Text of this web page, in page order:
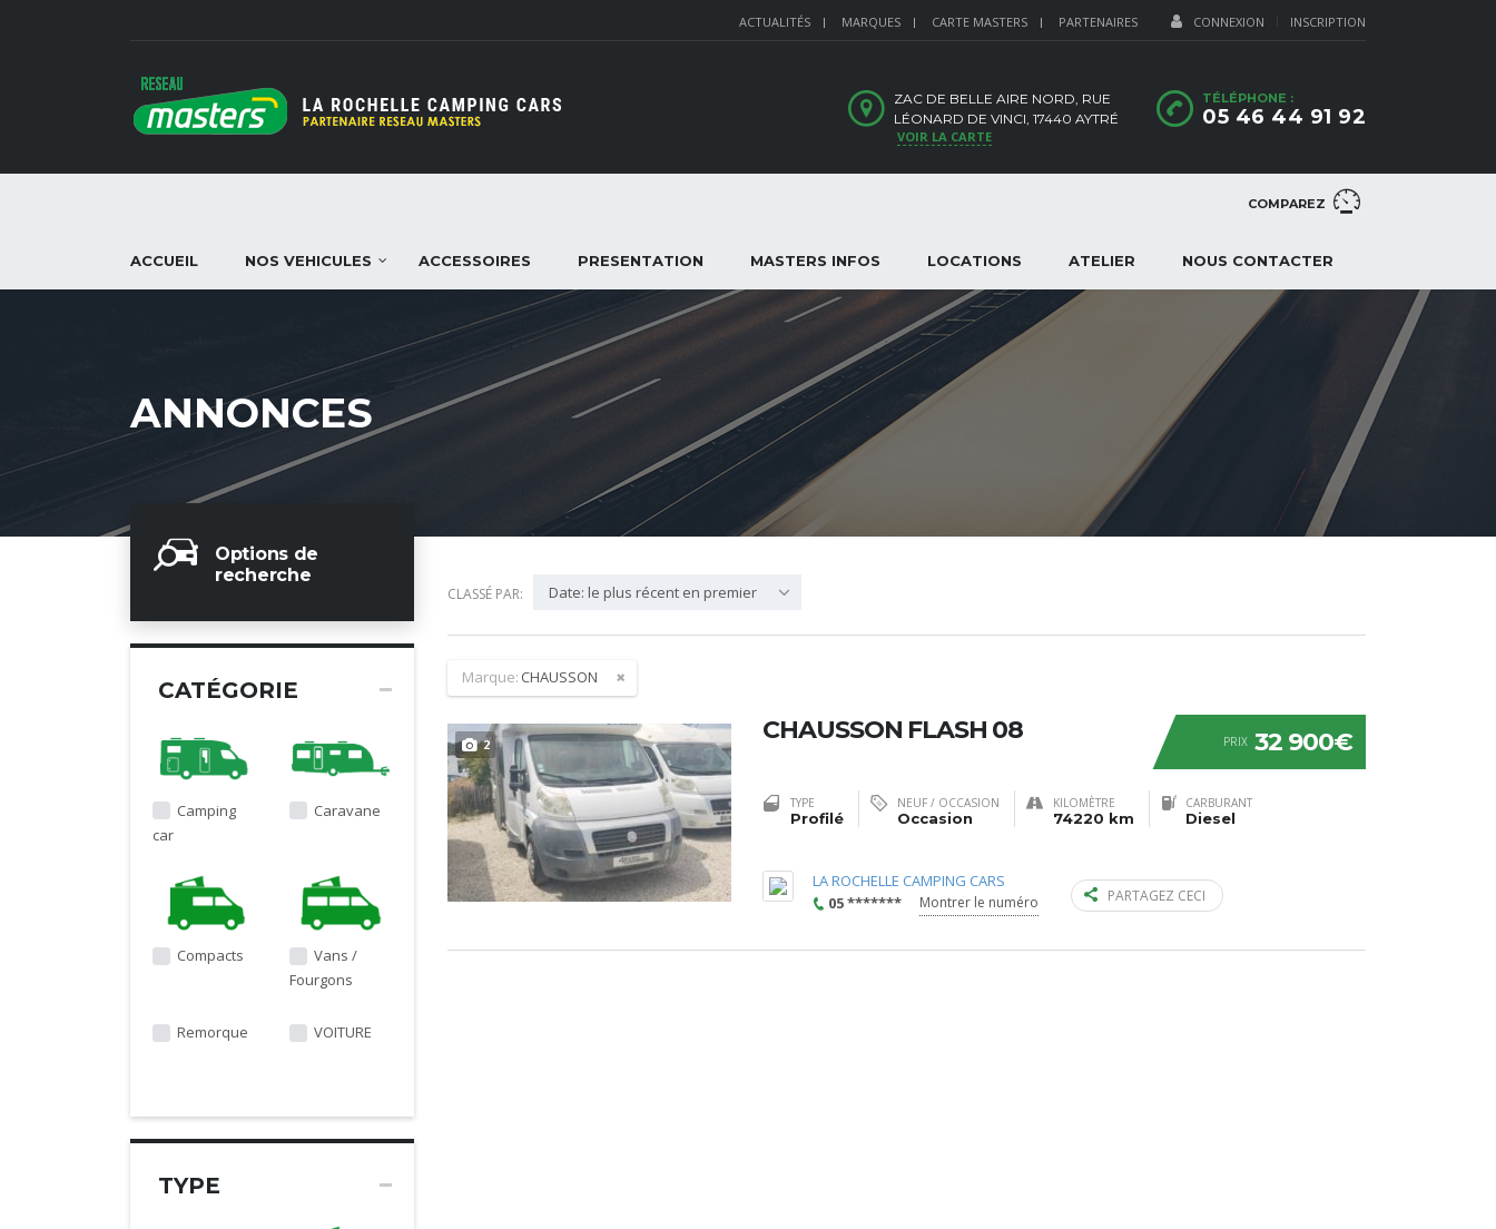
CONNEXION INSCRIPTION
ACTUALITÉS MARQUES CARTE MASTERS PARTENAIRES
TÉLÉPHONE :
05 46 44 91 92
ZAC DE BELLE AIRE NORD, RUE
LÉONARD DE VINCI, 17440 AYTRÉ
VOIR LA CARTE
COMPAREZ
ACCUEIL NOS VEHICULES ACCESSOIRES PRESENTATION MASTERS INFOS LOCATIONS ATELIER NOUS CONTACTER
ANNONCES
Options de
recherche
CATÉGORIE
Camping
car
Caravane
Compacts
Vans /
Fourgons
Remorque VOITURE
TYPE
CLASSÉ PAR: Date: le plus récent en premier
Marque: CHAUSSON
2 PRIX 32 900€
CHAUSSON FLASH 08
TYPE
Profilé
NEUF / OCCASION
Occasion
KILOMÈTRE
74220 km
CARBURANT
Diesel
LA ROCHELLE CAMPING CARS
05 *******
Montrer le numéro PARTAGEZ CECI